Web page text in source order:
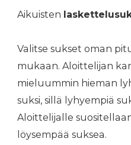
Aikuisten
Valitse sukset oman
mukaan. Aloittelijan
mieluummin hieman
suksi, sillä lyhyempiä
Aloittelijalle
löysempää suksea.